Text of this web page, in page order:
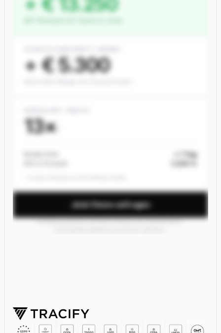
+ € 5.300
13×
< 1 Tag
Jetzt Demo anfragen
Schätzung basiert auf Branchendurchschnittswerten.